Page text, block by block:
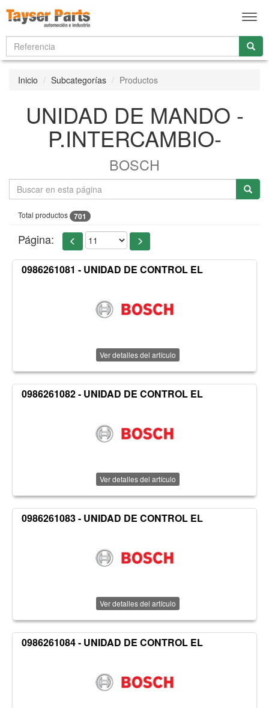
Inicio Subcategorías Productos
UNIDAD DE MANDO -
P.INTERCAMBIO-
BOSCH
Total productos 701
Página:
0986261081 - UNIDAD DE CONTROL EL
Ver detalles del artículo
0986261082 - UNIDAD DE CONTROL EL
Ver detalles del artículo
0986261083 - UNIDAD DE CONTROL EL
Ver detalles del artículo
0986261084 - UNIDAD DE CONTROL EL